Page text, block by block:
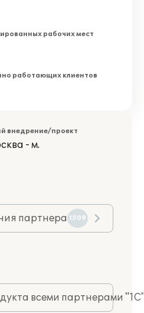
рабочих мест
работающих клиентов
внедрение/проект
- м.
партнера 1509
всеми партнерами